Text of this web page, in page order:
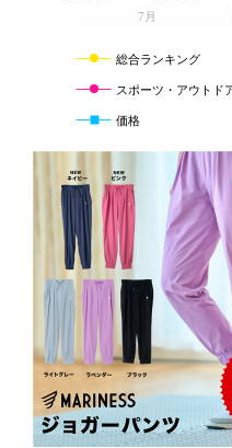
7月
総合ランキング
スポーツ・アウトド
価格